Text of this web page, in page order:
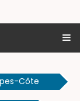
Côte